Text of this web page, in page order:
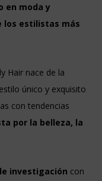
en moda y
los estilistas más
Hair nace de la
único y exquisito
con tendencias
por la belleza, la
investigación con